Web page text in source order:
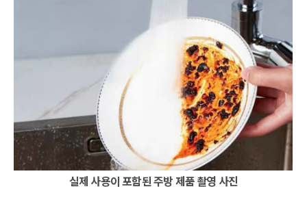
실제 사용이 포함된 주방 제품 촬영 사진